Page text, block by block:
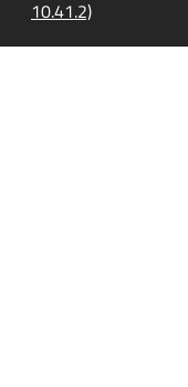
10.41.2)